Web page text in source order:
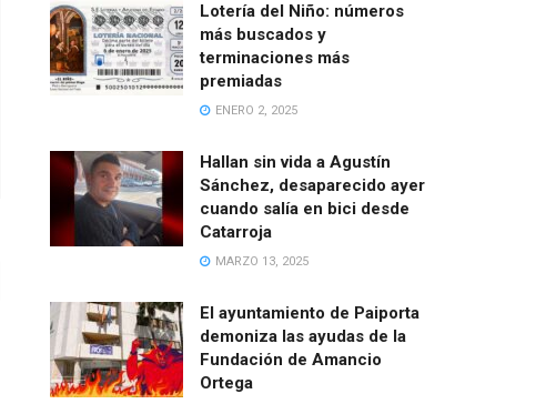
Lotería del Niño: números
más buscados y
terminaciones más
premiadas
ENERO 2, 2025
Hallan sin vida a Agustín
Sánchez, desaparecido ayer
cuando salía en bici desde
Catarroja
MARZO 13, 2025
El ayuntamiento de Paiporta
demoniza las ayudas de la
Fundación de Amancio
Ortega